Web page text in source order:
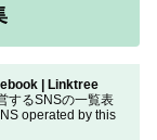
| Linktree
するSNSの一覧表
operated by this